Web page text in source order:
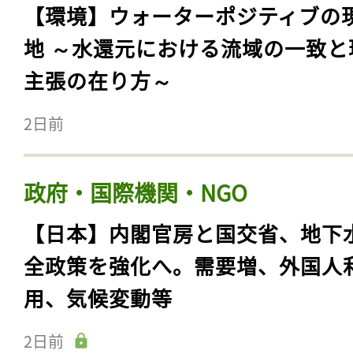
【環境】ウォーターポジティブの
地 ～水還元における流域の一致
主張の在り方～
2日前
政府・国際機関・NGO
【日本】内閣官房と国交省、地下
全政策を強化へ。需要増、外国人
用、気候変動等
2日前